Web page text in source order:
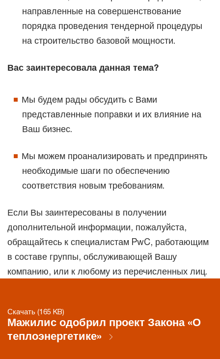
направленные на совершенствование
порядка проведения тендерной процедуры
на строительство базовой мощности.
Вас заинтересовала данная тема?
Мы будем рады обсудить с Вами
представленные поправки и их влияние на
Ваш бизнес.
Мы можем проанализировать и предпринять
необходимые шаги по обеспечению
соответствия новым требованиям.
Если Вы заинтересованы в получении
дополнительной информации, пожалуйста,
обращайтесь к специалистам PwC, работающим
в составе группы, обслуживающей Вашу
компанию, или к любому из перечисленных лиц.
Скачать (165 KB)
Мажилис одобрил проект Закона «О
теплоэнергетике»